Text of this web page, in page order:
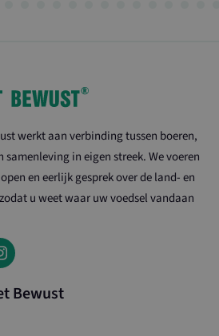
werkt aan verbinding tussen boeren,
samenleving in eigen streek. We voeren
en eerlijk gesprek over de land- en
u weet waar uw voedsel vandaan
Bewust